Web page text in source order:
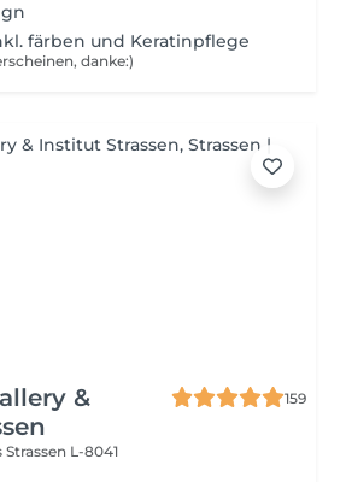
färben und Keratinpflege
danke:)
&
159
Strassen L-8041